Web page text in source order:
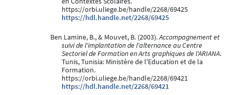
https://orbi.uliege.be/handle/2268/69425
https://hdl.handle.net/2268/69425
Ben Lamine, B., & Mouvet, B. (2003).Accompagnement et
suivi de l'implantation de l'alternance au Centre
Sectoriel de Formation en Arts graphiques de l'ARIANA.
Tunis, Tunisia: Ministère de l'Education et de la
Formation.
https://orbi.uliege.be/handle/2268/69421
https://hdl.handle.net/2268/69421